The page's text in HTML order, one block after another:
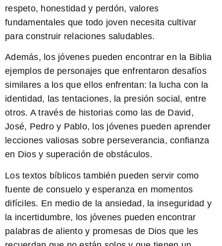
respeto, honestidad y perdón, valores
fundamentales que todo joven necesita cultivar
para construir relaciones saludables.
Además, los jóvenes pueden encontrar en la Biblia
ejemplos de personajes que enfrentaron desafíos
similares a los que ellos enfrentan: la lucha con la
identidad, las tentaciones, la presión social, entre
otros. A través de historias como las de David,
José, Pedro y Pablo, los jóvenes pueden aprender
lecciones valiosas sobre perseverancia, confianza
en Dios y superación de obstáculos.
Los textos bíblicos también pueden servir como
fuente de consuelo y esperanza en momentos
difíciles. En medio de la ansiedad, la inseguridad y
la incertidumbre, los jóvenes pueden encontrar
palabras de aliento y promesas de Dios que les